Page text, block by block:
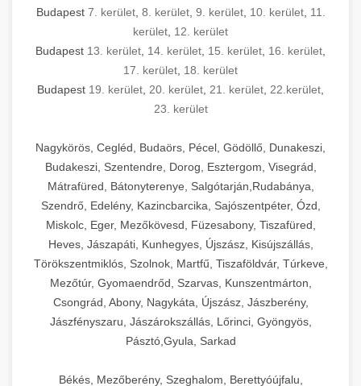
Budapest 7. kerület, 8. kerület, 9. kerület, 10. kerület, 11.
kerület 12. kerület
Budapest 13. kerület 14. kerület 15. kerület 16. kerület
17. kerület 18. kerület
Budapest 19. kerület 20. kerület 21. kerület 22.kerület
23. kerület
Nagykörös, Cegléd, Budaörs, Pécel, Gödöllő, Dunakeszi,
Budakeszi, Szentendre, Dorog, Esztergom, Visegrád,
Mátrafüred, Bátonyterenye, Salgótarján,Rudabánya,
Szendrő, Edelény, Kazincbarcika, Sajószentpéter, Ózd,
Miskolc, Eger, Mezőkövesd, Füzesabony, Tiszafüred,
Heves, Jászapáti, Kunhegyes, Újszász, Kisújszállás,
Törökszentmiklós, Szolnok, Martfű, Tiszaföldvár, Túrkeve,
Mezőtúr, Gyomaendrőd, Szarvas, Kunszentmárton,
Csongrád, Abony, Nagykáta, Újszász, Jászberény,
Jászfényszaru, Jászárokszállás, Lőrinci, Gyöngyös,
Pásztó,Gyula, Sarkad
Békés, Mezőberény, Szeghalom, Berettyóújfalu,